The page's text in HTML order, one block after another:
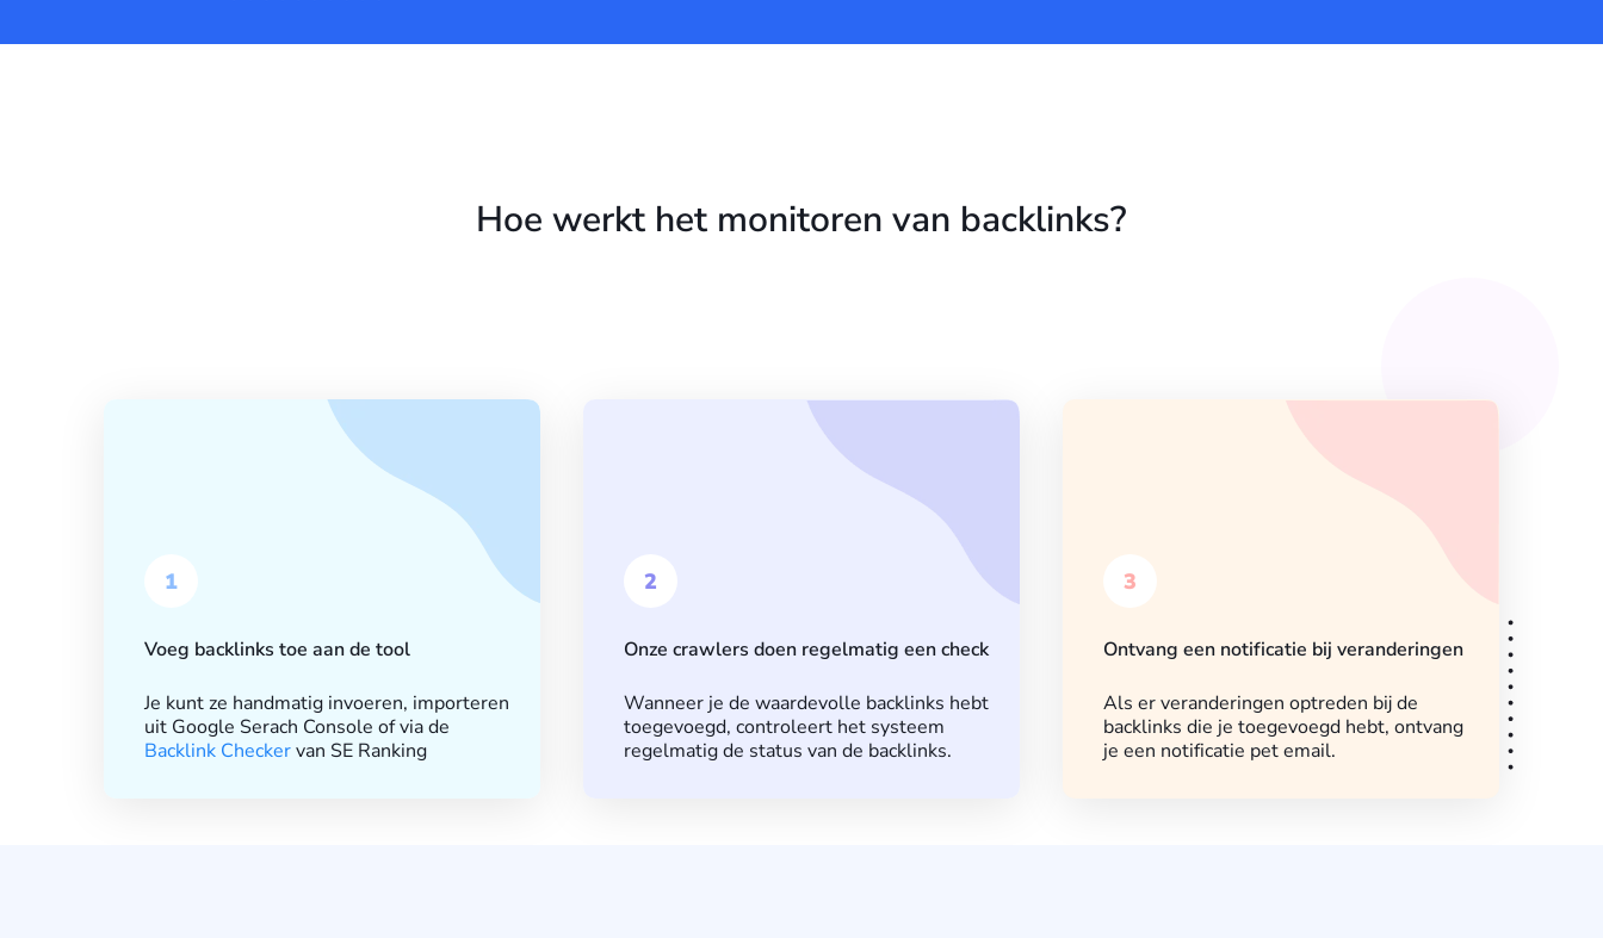
Hoe werkt het monitoren van backlinks?
1
Voeg backlinks toe aan de tool
Je kunt ze handmatig invoeren, importeren
uit Google Serach Console of via de
Backlink Checkervan SE Ranking
2
Onze crawlers doen regelmatig een check
Wanneer je de waardevolle backlinks hebt
toegevoegd, controleert het systeem
regelmatig de status van de backlinks.
3
Ontvang een notificatie bij veranderingen
Als er veranderingen optreden bij de
backlinks die je toegevoegd hebt, ontvang
je een notificatie pet email.